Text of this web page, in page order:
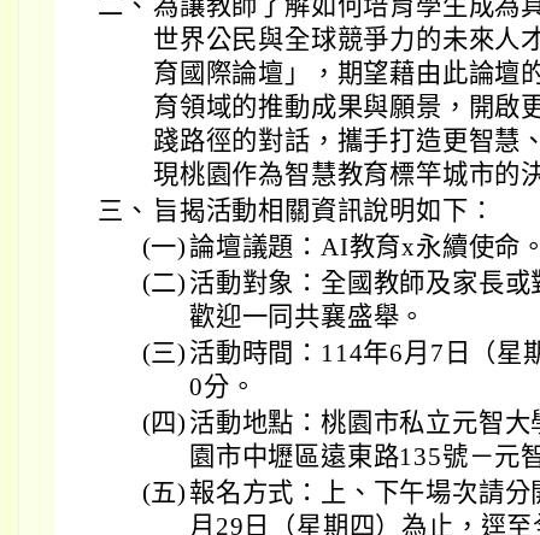
二、 為讓教師了解如何培育學生成為
世界公民與全球競爭力的未來人
育國際論壇」，期望藉由此論壇
育領域的推動成果與願景，開啟
踐路徑的對話，攜手打造更智慧
現桃園作為智慧教育標竿城市的
三、 旨揭活動相關資訊說明如下：
(一)論壇議題：AI教育x永續使命
(二) 活動對象：全國教師及家長
歡迎一同共襄盛舉。
(三) 活動時間：114年6月7日（星
0分。
(四) 活動地點：桃園市私立元智
園市中壢區遠東路135號－元
(五) 報名方式：上、下午場次請
月29日（星期四）為止，逕